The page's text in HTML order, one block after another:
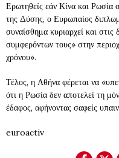
Ερωτηθείς εάν Κίνα και Ρωσία
της Δύσης, ο Ευρωπαίος
συναίσθημα κυριαρχεί και
συμφερόντων τους» στην
χρόνου».
Τέλος, η Αθήνα φέρεται να
ότι η Ρωσία δεν αποτελεί τη
έδαφος, αφήνοντας σαφείς
euroactiv